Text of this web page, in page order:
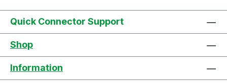
Quick Connector Support
Shop
Information